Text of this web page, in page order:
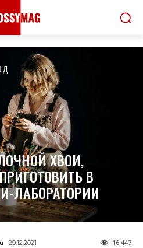
ХВОИ,
В
ЛАБОРАТОРИИ
29.12.2021 16 447